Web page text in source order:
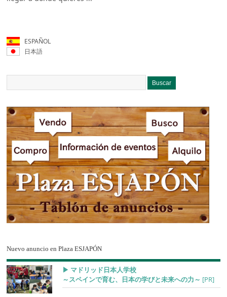
ESPAÑOL
日本語
Nuevo anuncio en Plaza ESJAPÓN
▶︎ マドリッド日本人学校
～スペインで育む、日本の学びと未来への力～ [PR]